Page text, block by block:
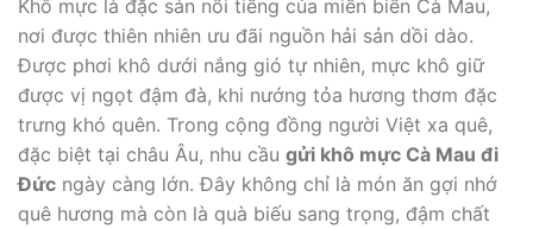
Khô mực là đặc sản nổi tiếng của miền biển Cà Mau,
nơi được thiên nhiên ưu đãi nguồn hải sản dồi dào.
Được phơi khô dưới nắng gió tự nhiên, mực khô giữ
được vị ngọt đậm đà, khi nướng tỏa hương thơm đặc
trưng khó quên. Trong cộng đồng người Việt xa quê,
đặc biệt tại châu Âu, nhu cầu gửi khô mực Cà Mau đi
Đức ngày càng lớn. Đây không chỉ là món ăn gợi nhớ
quê hương mà còn là quà biếu sang trọng, đậm chất